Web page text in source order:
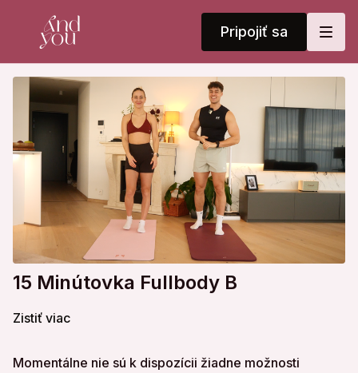
Pripojiť sa
15 Minútovka Fullbody B
Zistiť viac
Momentálne nie sú k dispozícii žiadne možnosti